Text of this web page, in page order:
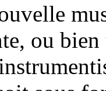
ou bien